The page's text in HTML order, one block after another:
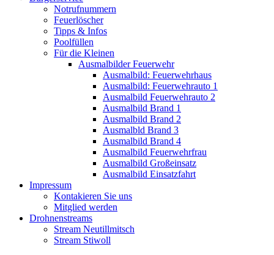
Notrufnummern
Feuerlöscher
Tipps & Infos
Poolfüllen
Für die Kleinen
Ausmalbilder Feuerwehr
Ausmalbild: Feuerwehrhaus
Ausmalbild: Feuerwehrauto 1
Ausmalbild Feuerwehrauto 2
Ausmalbild Brand 1
Ausmalbild Brand 2
Ausmalbld Brand 3
Ausmalbild Brand 4
Ausmalbild Feuerwehrfrau
Ausmalbild Großeinsatz
Ausmalbild Einsatzfahrt
Impressum
Kontakieren Sie uns
Mitglied werden
Drohnenstreams
Stream Neutillmitsch
Stream Stiwoll